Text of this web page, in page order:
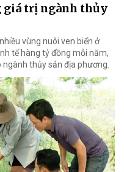
giá trị ngành thủy
vùng nuôi ven biển ở
tế hàng tỷ đồng mỗi năm,
thủy sản địa phương.